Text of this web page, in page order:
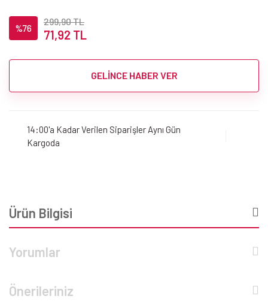
%76
299,90 TL
71,92 TL
GELİNCE HABER VER
14:00'a Kadar Verilen Siparişler Aynı Gün
Kargoda
Ürün Bilgisi
Yorumlar
Önerileriniz